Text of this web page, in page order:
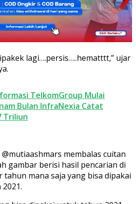
lagi….persis…..hematttt,” ujar
TelkomGroup Mulai
Bulan InfraNexia Catat
Triliun
membalas cuitan
gambar berisi hasil pencarian di
mana saja yang bisa dipakai